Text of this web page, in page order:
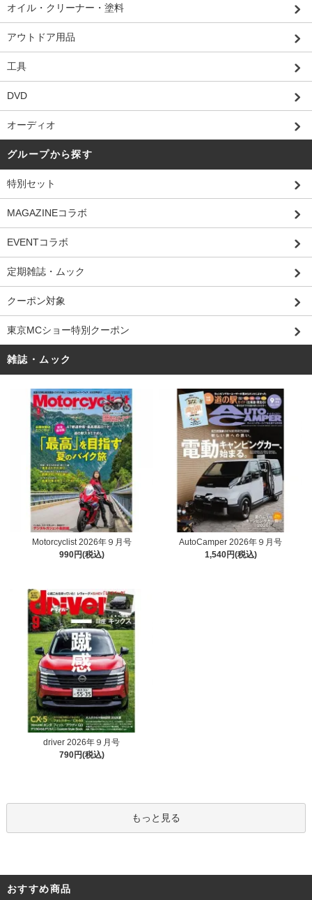
オイル・クリーナー・塗料
アウトドア用品
工具
DVD
オーディオ
グループから探す
特別セット
MAGAZINEコラボ
EVENTコラボ
定期雑誌・ムック
クーポン対象
東京MCショー特別クーポン
雑誌・ムック
Motorcyclist 2026年９月号
990円(税込)
AutoCamper 2026年９月号
1,540円(税込)
driver 2026年９月号
790円(税込)
もっと見る
おすすめ商品